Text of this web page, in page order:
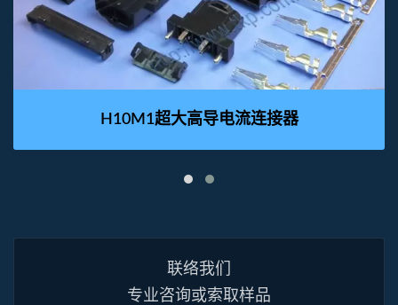
H10M1超大高导电流连接器
联络我们
专业咨询或索取样品